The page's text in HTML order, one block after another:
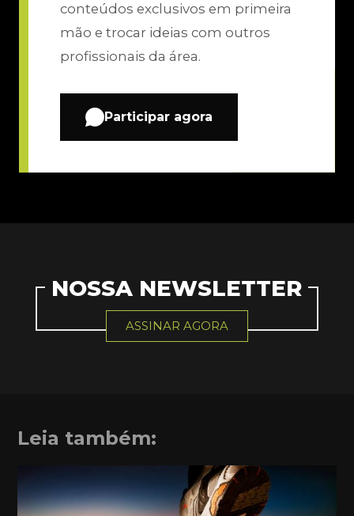
conteúdos exclusivos em primeira
mão e trocar ideias com outros
profissionais da área.
Participar agora
NOSSA NEWSLETTER
ASSINAR AGORA
Leia também: